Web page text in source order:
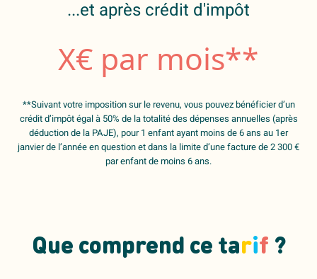
...et après crédit d'impôt
X€ par mois**
**Suivant votre imposition sur le revenu, vous pouvez bénéficier d’un
crédit d’impôt égal à 50% de la totalité des dépenses annuelles (après
déduction de la PAJE), pour 1 enfant ayant moins de 6 ans au 1er
janvier de l’année en question et dans la limite d’une facture de 2 300 €
par enfant de moins 6 ans.
Que comprend ce tarif ?